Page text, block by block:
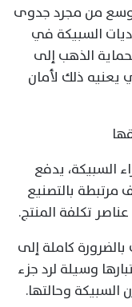
من مجرد جدوى
السبيكة في
الذهب إلى
يعنيه ذلك لأمان
السبيكة، يدفع
مرتبطة بالتصنيع
تكلفة المنتج.
بالضرورة كاملة إلى
وسيلة لرد جزء
وحالتها.